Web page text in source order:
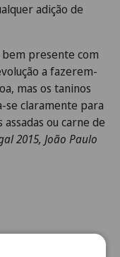
adição de
presente com
a fazerem-
mas os taninos
se claramente para
ou carne de
2015, João Paulo